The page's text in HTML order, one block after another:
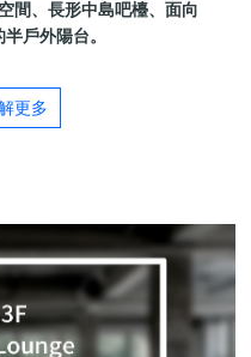
間、長形中島吧檯、面向
戶外陽台。
更多